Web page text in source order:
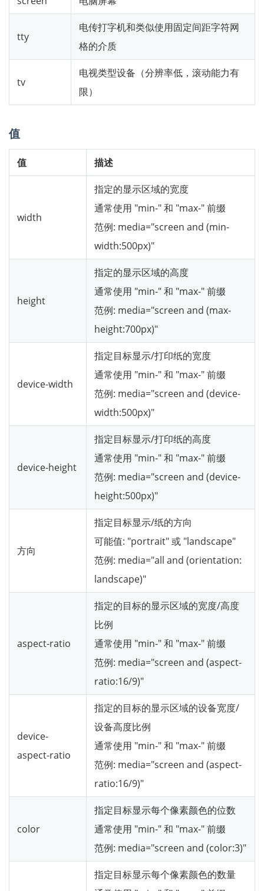
tty
电传打字机和类似使用固定间距字符网
格的介质
tv
电视类型设备（分辨率低，滚动能力有
限）
值
值 描述
width
指定的显示区域的宽度
通常使用 "min-" 和 "max-" 前缀
范例: media="screen and (min-
width:500px)"
height
指定的显示区域的高度
通常使用 "min-" 和 "max-" 前缀
范例: media="screen and (max-
height:700px)"
device-width
指定目标显示/打印纸的宽度
通常使用 "min-" 和 "max-" 前缀
范例: media="screen and (device-
width:500px)"
device-height
指定目标显示/打印纸的高度
通常使用 "min-" 和 "max-" 前缀
范例: media="screen and (device-
height:500px)"
方向
指定目标显示/纸的方向
可能值: "portrait" 或 "landscape"
范例: media="all and (orientation:
landscape)"
aspect-ratio
指定的目标的显示区域的宽度/高度
比例
通常使用 "min-" 和 "max-" 前缀
范例: media="screen and (aspect-
ratio:16/9)"
device-
aspect-ratio
指定的目标的显示区域的设备宽度/
设备高度比例
通常使用 "min-" 和 "max-" 前缀
范例: media="screen and (aspect-
ratio:16/9)"
color
指定目标显示每个像素颜色的位数
通常使用 "min-" 和 "max-" 前缀
范例: media="screen and (color:3)"
指定目标显示每个像素颜色的数量